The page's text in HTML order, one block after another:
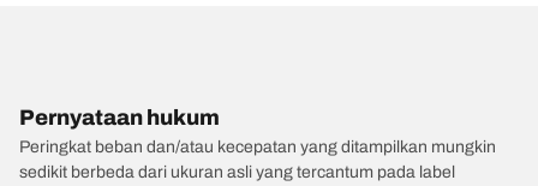
Pernyataan hukum
Peringkat beban dan/atau kecepatan yang ditampilkan mungkin
sedikit berbeda dari ukuran asli yang tercantum pada label